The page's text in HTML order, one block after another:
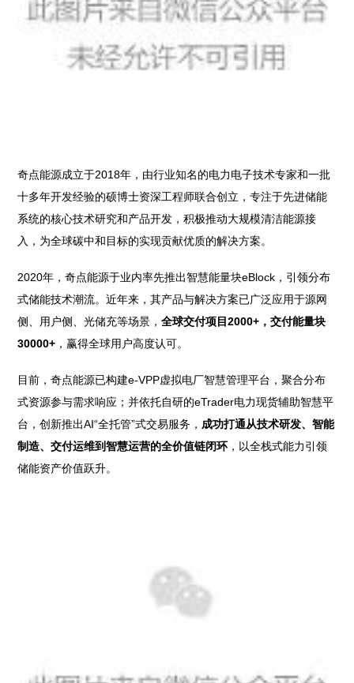
奇点能源成立于2018年，由行业知名的电力电子技术专家和一批
十多年开发经验的硕博士资深工程师联合创立，专注于先进储能
系统的核心技术研究和产品开发，积极推动大规模清洁能源接
入，为全球碳中和目标的实现贡献优质的解决方案。
2020年，奇点能源于业内率先推出智慧能量块eBlock，引领分布
式储能技术潮流。近年来，其产品与解决方案已广泛应用于源网
侧、用户侧、光储充等场景，全球交付项目2000+，交付能量块
30000+ ，赢得全球用户高度认可。
目前，奇点能源已构建e-VPP虚拟电厂智慧管理平台，聚合分布
式资源参与需求响应；并依托自研的eTrader电力现货辅助智慧平
台，创新推出AI“全托管”式交易服务，成功打通从技术研发、智能
制造、交付运维到智慧运营的全价值链闭环，以全栈式能力引领
储能资产价值跃升。